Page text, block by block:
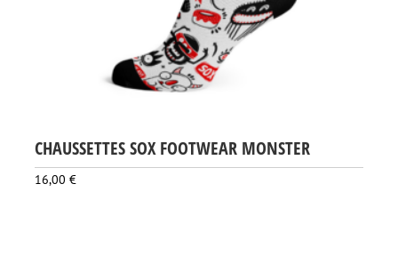
CHAUSSETTES SOX FOOTWEAR MONSTER
16,00 €